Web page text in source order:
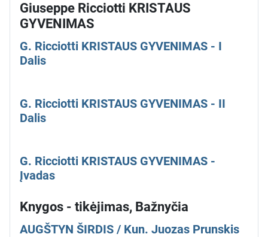
Giuseppe Ricciotti KRISTAUS
GYVENIMAS
G. Ricciotti KRISTAUS GYVENIMAS - I
Dalis
G. Ricciotti KRISTAUS GYVENIMAS - II
Dalis
G. Ricciotti KRISTAUS GYVENIMAS -
Įvadas
Knygos - tikėjimas, Bažnyčia
AUGŠTYN ŠIRDIS / Kun. Juozas Prunskis